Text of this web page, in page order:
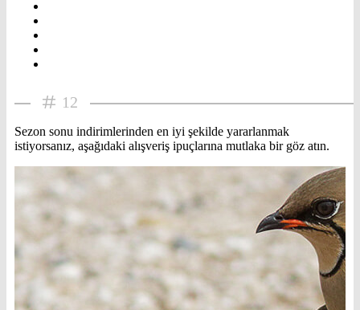
12
Sezon sonu indirimlerinden en iyi şekilde yararlanmak
istiyorsanız, aşağıdaki alışveriş ipuçlarına mutlaka bir göz atın.